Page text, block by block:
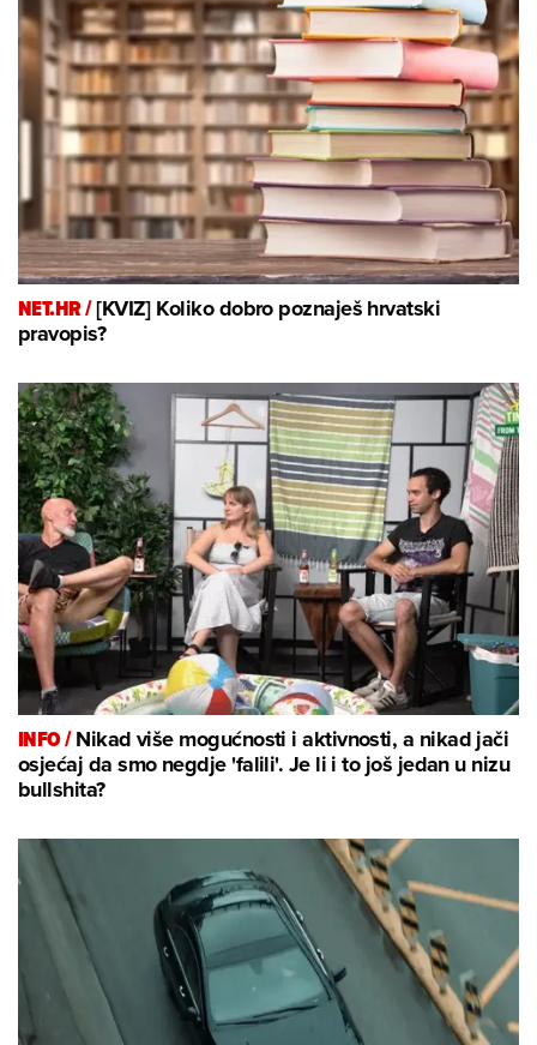
NET.HR /[KVIZ] Koliko dobro poznaješ hrvatski
pravopis?
INFO /Nikad više mogućnosti i aktivnosti, a nikad jači
osjećaj da smo negdje 'falili'. Je li i to još jedan u nizu
bullshita?